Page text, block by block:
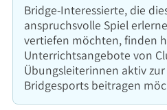
Bridge-Interessierte, die
anspruchsvolle Spiel
vertiefen möchten, finden
Unterrichtsangebote von
Übungsleiterinnen aktiv
Bridgesports beitragen